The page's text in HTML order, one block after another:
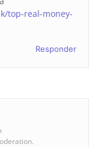
top-real-money-
Responder